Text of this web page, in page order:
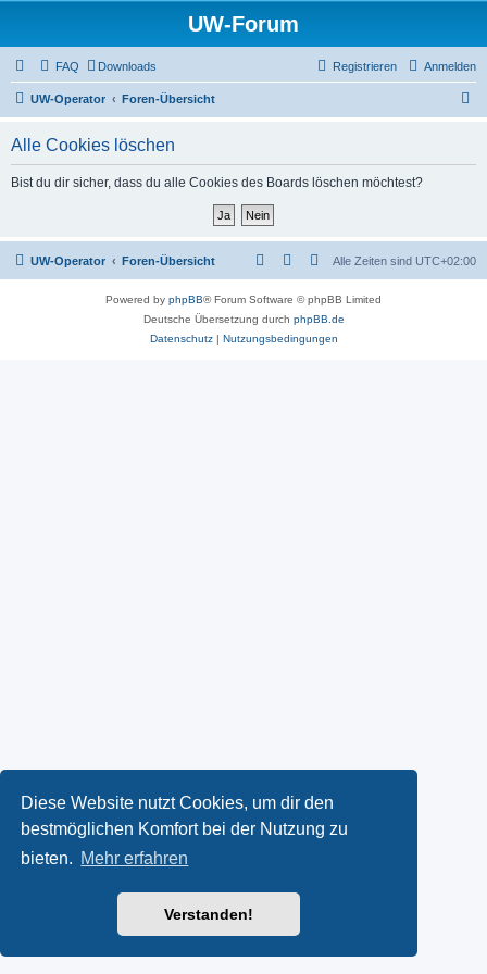
Diese Website nutzt Cookies, um dir den
bestmöglichen Komfort bei der Nutzung zu
bieten. Mehr erfahren
Verstanden!
UW-Forum
FAQ Downloads Anmelden
Registrieren
UW-Operator Foren-Übersicht
Alle Cookies löschen
Bist du dir sicher, dass du alle Cookies des Boards löschen möchtest?
UW-Operator Foren-Übersicht Alle Zeiten sind UTC+02:00
Powered by phpBB® Forum Software © phpBB Limited
Deutsche Übersetzung durch phpBB.de
Datenschutz| Nutzungsbedingungen